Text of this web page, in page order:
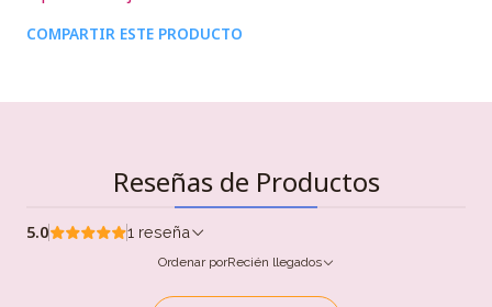
COMPARTIR ESTE PRODUCTO
Reseñas de Productos
5.0 1 reseña
Ordenar porRecién llegados